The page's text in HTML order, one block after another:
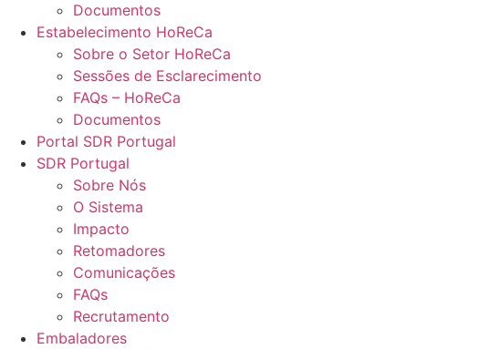
Documentos
Estabelecimento HoReCa
Sobre o Setor HoReCa
Sessões de Esclarecimento
FAQs – HoReCa
Documentos
Portal SDR Portugal
SDR Portugal
Sobre Nós
O Sistema
Impacto
Retomadores
Comunicações
FAQs
Recrutamento
Embaladores